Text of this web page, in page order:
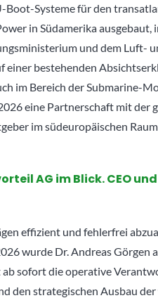
Boot-Systeme für den
in Südamerika ausgebaut,
und dem Luft-
bestehenden
im Bereich der Submarine-
eine Partnerschaft mit der
im südeuropäischen
AG im Blick. CEO
effizient und fehlerfrei
wurde Dr. Andreas Görgen
sofort die operative
den strategischen Ausbau